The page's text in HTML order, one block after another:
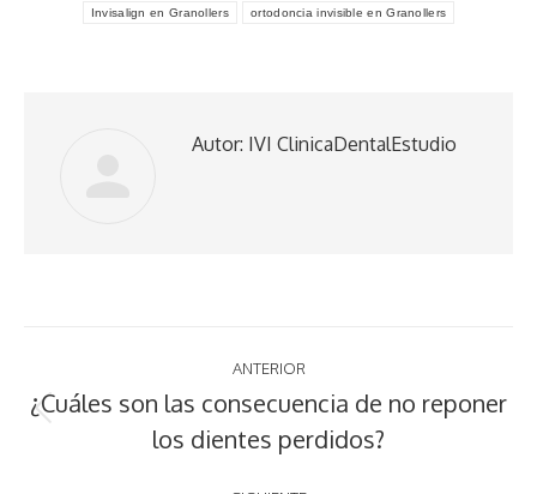
Invisalign en Granollers ortodoncia invisible en Granollers
Autor: IVI ClinicaDentalEstudio
Navegación
entre
publicaciones
ANTERIOR
Publicación
anterior:
¿Cuáles son las consecuencia de no reponer
los dientes perdidos?